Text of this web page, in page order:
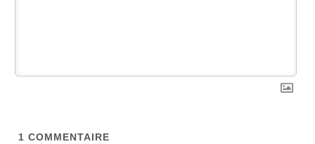
1 COMMENTAIRE